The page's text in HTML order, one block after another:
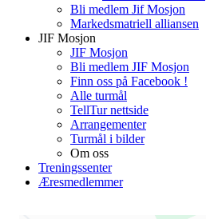
Bli medlem Jif Mosjon
Markedsmatriell alliansen
JIF Mosjon
JIF Mosjon
Bli medlem JIF Mosjon
Finn oss på Facebook !
Alle turmål
TellTur nettside
Arrangementer
Turmål i bilder
Om oss
Treningssenter
Æresmedlemmer